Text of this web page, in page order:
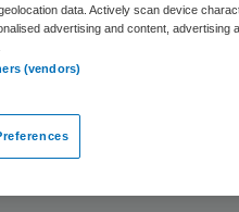
van VWS de
digitalisering, meer
bij de patiënt thuis
toegang tot
integrale financiering,
data. Actively scan device
advertising and content,
(vendors)